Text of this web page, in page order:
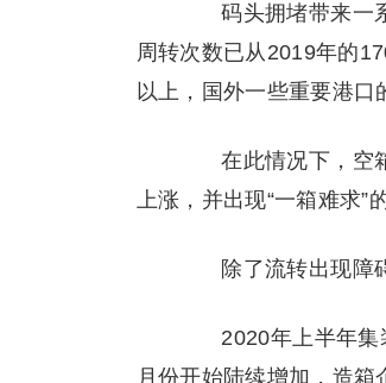
码头拥堵带来一系
周转次数已从2019年的
以上，国外一些重要港口
在此情况下，空箱
上涨，并出现“一箱难求”
除了流转出现障碍
2020年上半年集装
月份开始陆续增加，造